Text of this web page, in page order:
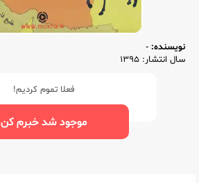
نویسنده: -
سال انتشار: 1395
فعلا تموم کردیم!
موجود شد خبرم کن